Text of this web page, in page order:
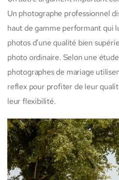
Un photographe professionnel
haut de gamme performant qui
photos d’une qualité bien
photo ordinaire. Selon une
photographes de mariage
reflex pour profiter de leur
leur flexibilité.